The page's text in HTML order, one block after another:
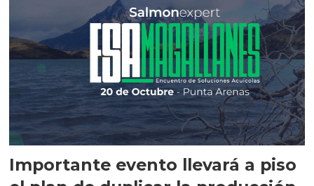
Importante evento llevará a piso